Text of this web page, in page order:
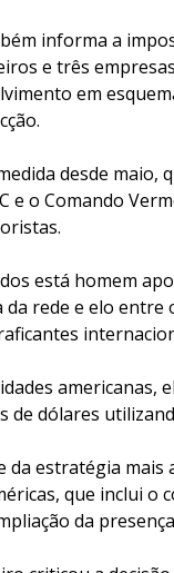
informa a
e três
em
desde maio,
e o Comando
está homem
rede e elo entre
americanas,
de dólares
da estratégia mais
que inclui o
da